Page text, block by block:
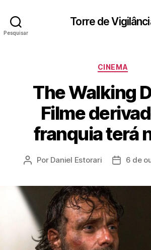
Pesquisar
Torre de
Categorias
CINEMA
The Walking
Filme
franquia terá
Autor
Por Daniel Estorari
Data6 de